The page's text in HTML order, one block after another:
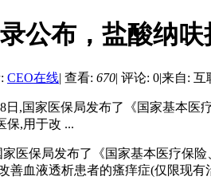
公布，盐酸纳
CEO在线| 查看: 670| 评论: 0|来自: 互
国家医保局发布了《国家基本医疗
保,用于改 ...
保局发布了《国家基本医疗保险
善血液透析患者的瘙痒症(仅限现